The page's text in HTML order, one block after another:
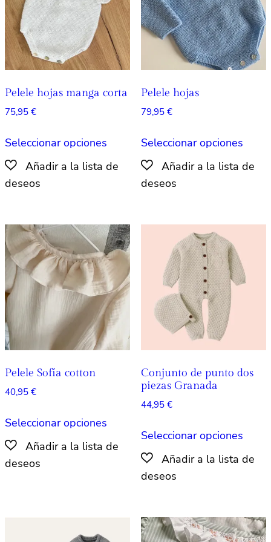
elegir
en
la
página
de
producto
elegir
en
la
de
Pelele hojas manga corta
75,95€
Seleccionar opciones producto
tiene
múltiples
opciones
se
pueden
elegir
en
la
página
de
producto
Pelele hojas
79,95€
Seleccionar opciones
tiene
elegir
de
Pelele Sofía cotton
40,95€
Seleccionar opciones producto
tiene
múltiples
variantes.
Conjunto de punto dos
piezas Granada
44,95€
Seleccionar opciones
tiene